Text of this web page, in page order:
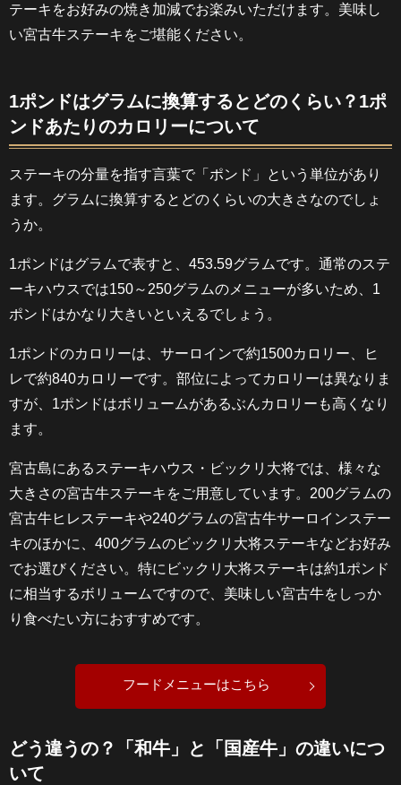
テーキをお好みの焼き加減でお楽みいただけます。美味し
い宮古牛ステーキをご堪能ください。
1ポンドはグラムに換算するとどのくらい？1ポ
ンドあたりのカロリーについて
ステーキの分量を指す言葉で「ポンド」という単位があり
ます。グラムに換算するとどのくらいの大きさなのでしょ
うか。
1ポンドはグラムで表すと、453.59グラムです。通常のステ
ーキハウスでは150～250グラムのメニューが多いため、1
ポンドはかなり大きいといえるでしょう。
1ポンドのカロリーは、サーロインで約1500カロリー、ヒ
レで約840カロリーです。部位によってカロリーは異なりま
すが、1ポンドはボリュームがあるぶんカロリーも高くなり
ます。
宮古島にあるステーキハウス・ビックリ大将では、様々な
大きさの宮古牛ステーキをご用意しています。200グラムの
宮古牛ヒレステーキや240グラムの宮古牛サーロインステー
キのほかに、400グラムのビックリ大将ステーキなどお好み
でお選びください。特にビックリ大将ステーキは約1ポンド
に相当するボリュームですので、美味しい宮古牛をしっか
り食べたい方におすすめです。
フードメニューはこちら
どう違うの？「和牛」と「国産牛」の違いにつ
いて